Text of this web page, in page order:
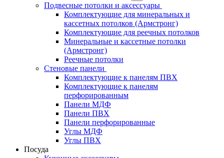
Подвесные потолки и аксессуары
Комплектующие для минеральных и
кассетных потолков (Армстронг)
Комплектующие для реечных потолков
Минеральные и кассетные потолки
(Армстронг)
Реечные потолки
Стеновые панели
Комплектующие к панелям ПВХ
Комплектующие к панелям
перфорированным
Панели МДФ
Панели ПВХ
Панели перфорированные
Углы МДФ
Углы ПВХ
Посуда